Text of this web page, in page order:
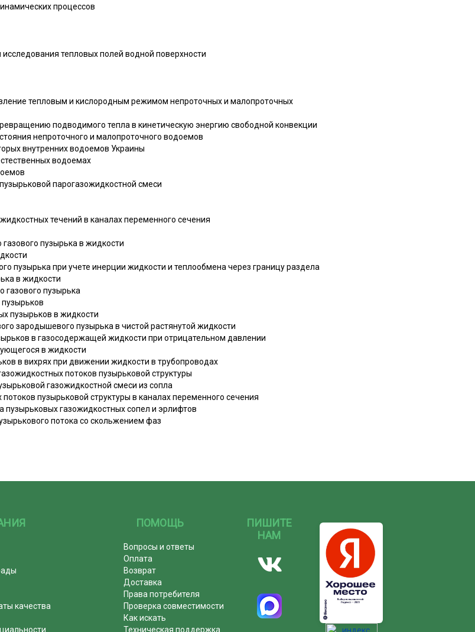
процессов
тепловых полей водной поверхности
тепловым и кислородным режимом непроточных и малопроточных
подводимого тепла в кинетическую энергию свободной конвекции
непроточного и малопроточного водоемов
внутренних водоемов Украины
водоемах
парогазожидкостной смеси
течений в каналах переменного сечения
пузырька в жидкости
пузырька при учете инерции жидкости и теплообмена через границу раздела
в жидкости
газового пузырька
пузырьков в жидкости
зародышевого пузырька в чистой растянутой жидкости
в газосодержащей жидкости при отрицательном давлении
в жидкости
в вихрях при движении жидкости в трубопроводах
потоков пузырьковой структуры
газожидкостной смеси из сопла
пузырьковой структуры в каналах переменного сечения
газожидкостных сопел и эрлифтов
потока со скольжением фаз
качества
ПОМОЩЬ
Вопросы и ответы
Оплата
Возврат
Доставка
Права потребителя
Проверка совместимости
Как искать
Техническая поддержка
ПИШИТЕ
НАМ